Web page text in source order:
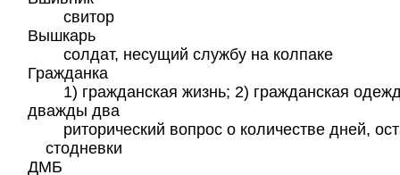
свитор
Вышкарь
солдат, несущий службу на колпаке
Гражданка
1) гражданская жизнь; 2) гражданская
дважды два
риторический вопрос о количестве дней,
стодневки
ДМБ